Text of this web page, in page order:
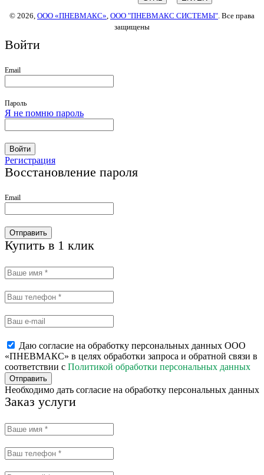
© 2026, ООО «ПНЕВМАКС» ООО "ПНЕВМАКС СИСТЕМЫ" . Все права
защищены
Войти
Email
Пароль
Я не помню пароль
Войти
Регистрация
Восстановление пароля
Email
Отправить
Купить в 1 клик
Даю согласие на обработку персональных данных ООО
«ПНЕВМАКС» в целях обработки запроса и обратной связи в
соответствии с Политикой обработки персональных данных
Отправить
Необходимо дать согласие на обработку персональных данных
Заказ услуги